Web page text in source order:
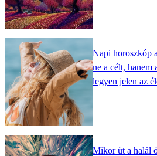
Napi horoszkóp
ne a célt, hanem
legyen jelen az
Mikor üt a halál